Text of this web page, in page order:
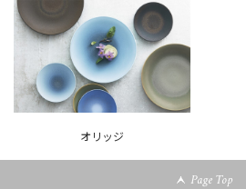
オリッジ
Page Top